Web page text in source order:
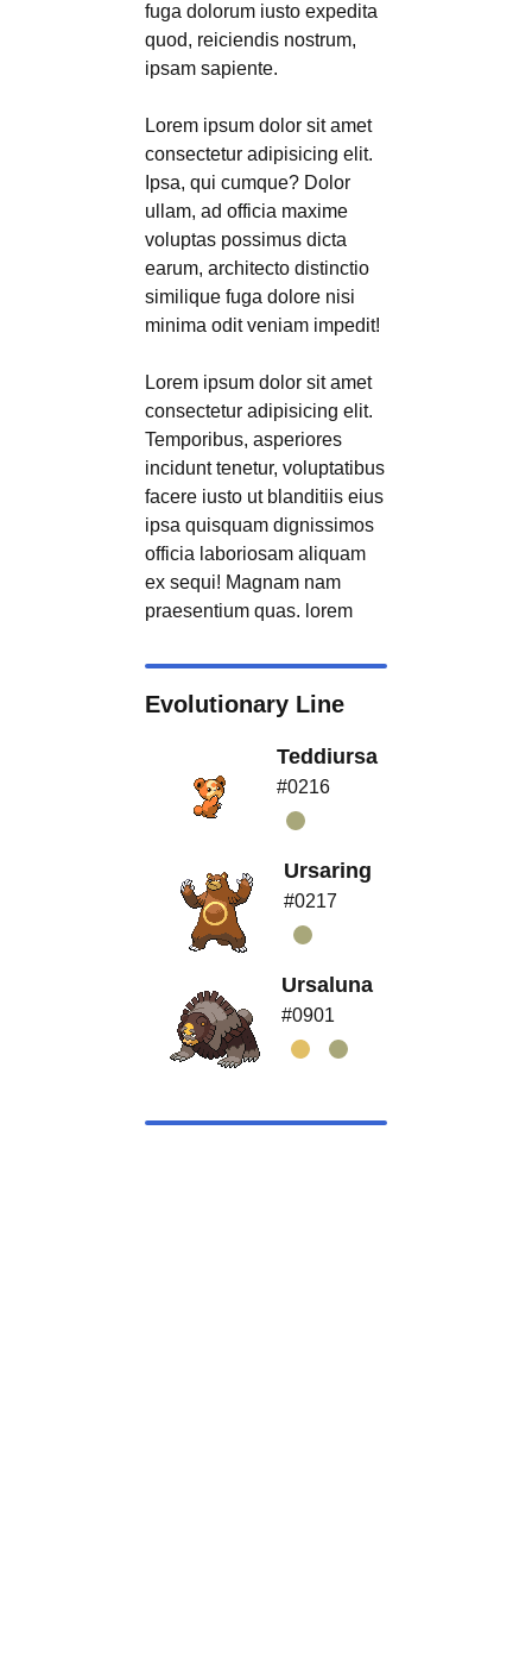
fuga dolorum iusto expedita
quod, reiciendis nostrum,
ipsam sapiente.
Lorem ipsum dolor sit amet
consectetur adipisicing elit.
Ipsa, qui cumque? Dolor
ullam, ad officia maxime
voluptas possimus dicta
earum, architecto distinctio
similique fuga dolore nisi
minima odit veniam impedit!
Lorem ipsum dolor sit amet
consectetur adipisicing elit.
Temporibus, asperiores
incidunt tenetur, voluptatibus
facere iusto ut blanditiis eius
ipsa quisquam dignissimos
officia laboriosam aliquam
ex sequi! Magnam nam
praesentium quas. lorem
Evolutionary Line
Teddiursa
#0216
Ursaring
#0217
Ursaluna
#0901